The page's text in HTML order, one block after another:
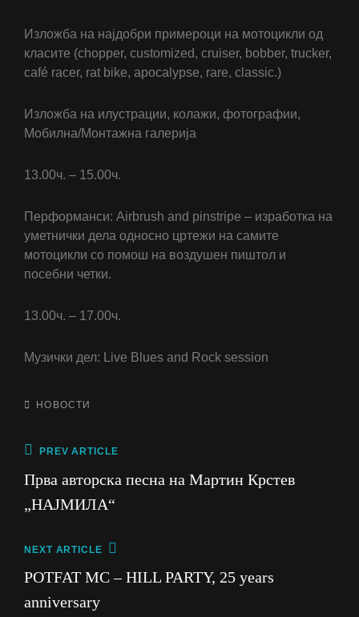
Изложба на најдобри примероци на мотоцикли од
класите (chopper, customized, cruiser, bobber, trucker,
café racer, rat bike, apocalypse, rare, classic.)
Изложба на илустрации, колажи, фотографии,
Мобилна/Монтажна галерија
13.00ч. – 15.00ч.
Перформанси: Airbrush and pinstripe – изработка на
уметнички дела односно цртежи на самите
мотоцикли со помош на воздушен пиштол и
посебни четки.
13.00ч. – 17.00ч.
Музички дел: Live Blues and Rock session
CATEGORIES
НОВОСТИ
Post
navigation
Previous
PREV ARTICLE
Прва авторска песна на Мартин Крстев
„НАЈМИЛА“
Next
NEXT ARTICLE
POTFAT MC – HILL PARTY, 25 years
anniversary